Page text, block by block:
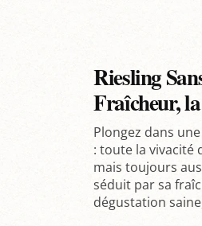
Riesling
Fraîcheur,
Plongez dans
: toute la vivacité
mais toujours
séduit par sa
dégustation